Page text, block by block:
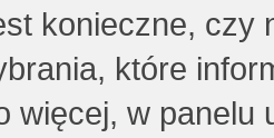
konieczne,
które
więcej, w